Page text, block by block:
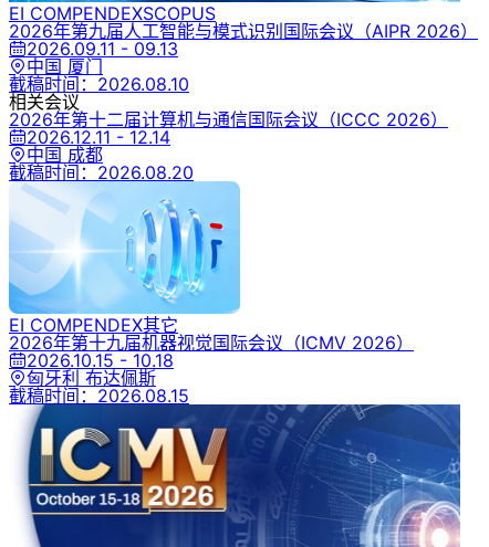
EI COMPENDEXSCOPUS
2026年第九届人工智能与模式识别国际会议 （AIPR 2026）
2026.09.11 - 09.13
中国 厦门
截稿时间： 2026.08.10
相关会议
2026年第十二届计算机与通信国际会议 （ICCC 2026）
2026.12.11 - 12.14
中国 成都
截稿时间： 2026.08.20
EI COMPENDEX其它
2026年第十九届机器视觉国际会议 （ICMV 2026）
2026.10.15 - 10.18
匈牙利 布达佩斯
截稿时间： 2026.08.15